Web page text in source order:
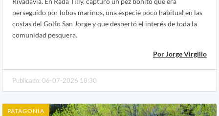
perseguido por lobos marinos, una especie poco habitual en las
costas del Golfo San Jorge y que despertó el interés de toda la
comunidad pesquera.
Por Jorge Virgilio
Publicado: 06-07-2026 18:30
PATAGONIA